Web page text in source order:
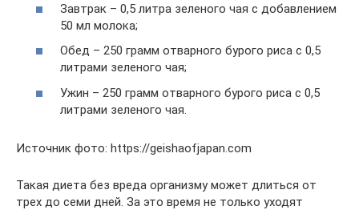
Завтрак – 0,5 литра зеленого чая с добавлением
50 мл молока;
Обед – 250 грамм отварного бурого риса с 0,5
литрами зеленого чая;
Ужин – 250 грамм отварного бурого риса с 0,5
литрами зеленого чая.
Источник фото: https://geishaofjapan.com
Такая диета без вреда организму может длиться от
трех до семи дней. За это время не только уходят